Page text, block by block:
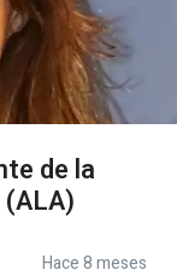
de la
Hace 8 meses